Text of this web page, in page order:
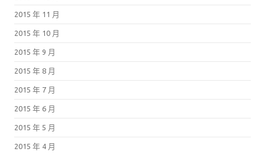
2015 年 11 月
2015 年 10 月
2015 年 9 月
2015 年 8 月
2015 年 7 月
2015 年 6 月
2015 年 5 月
2015 年 4 月